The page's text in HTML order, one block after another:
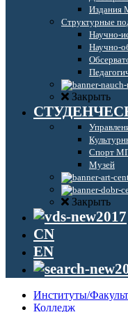
Структурные
Научно-
Научно-
Закрыть
Спорт
Музей
Закрыть
CN
EN
Институты/
Колледж